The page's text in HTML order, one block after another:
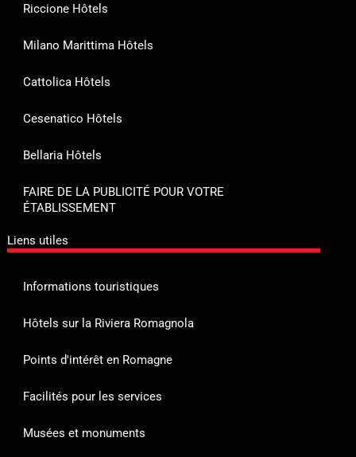
Riccione Hôtels
Milano Marittima Hôtels
Cattolica Hôtels
Cesenatico Hôtels
Bellaria Hôtels
FAIRE DE LA PUBLICITÉ POUR VOTRE
ÉTABLISSEMENT
Liens utiles
Informations touristiques
Hôtels sur la Riviera Romagnola
Points d'intérêt en Romagne
Facilités pour les services
Musées et monuments